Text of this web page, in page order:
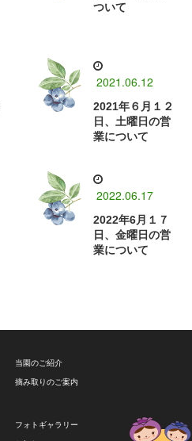
ついて
2021.06.12
2021年６月１２
日、土曜日の営
業について
2022.06.17
2022年6月１７
日、金曜日の営
業について
当園のご紹介
摘み取りのご案内
フォトギャラリー